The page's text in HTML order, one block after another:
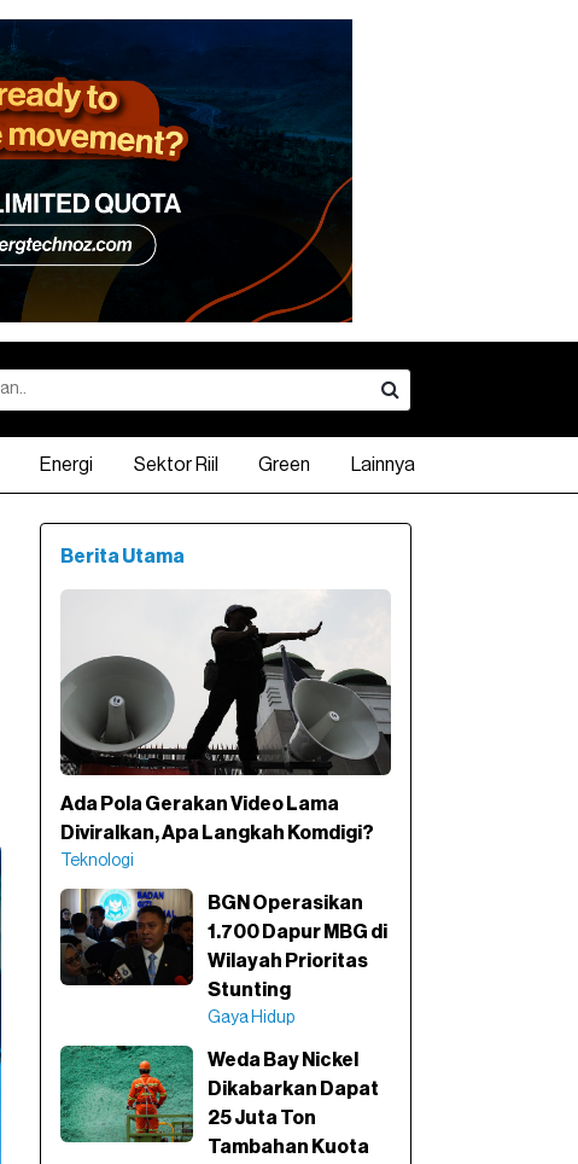
Energi Sektor Riil Green Lainnya
Berita Utama
Ada Pola Gerakan Video Lama
Diviralkan, Apa Langkah Komdigi?
Teknologi
BGN Operasikan
1.700 Dapur MBG di
Wilayah Prioritas
Stunting
Gaya Hidup
Weda Bay Nickel
Dikabarkan Dapat
25 Juta Ton
Tambahan Kuota